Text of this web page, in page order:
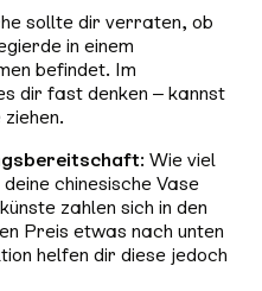
sollte dir verraten, ob
in einem
befindet. Im
dir fast denken – kannst
: Wie viel
chinesische Vase
zahlen sich in den
Preis etwas nach unten
helfen dir diese jedoch